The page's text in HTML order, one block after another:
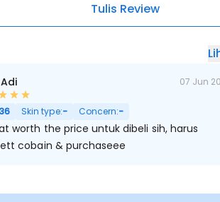
Tulis Review
07 Jun
36 Skin type:- Concern:-
worth the price untuk dibeli sih, harus
cobain & purchaseee